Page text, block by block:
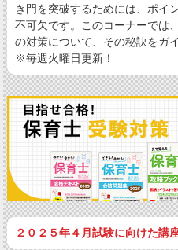
き門を突破するためには、ポイ
不可欠です。このコーナーでは
の対策について、その秘訣をガ
※毎週火曜日更新！
２０２５年４月試験に向けた講